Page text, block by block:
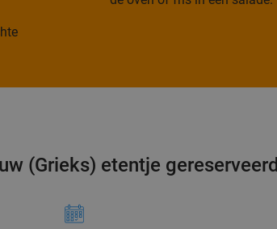
(Grieks) etentje gereserveerd